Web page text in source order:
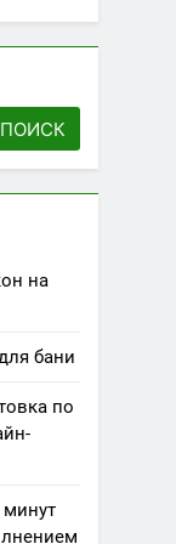
ПОИСК
на
бани
по
минут